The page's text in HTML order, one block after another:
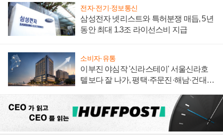
전자·전기·정보통신
삼성전자 넷리스트와 특허분쟁 매듭, 5년
동안 최대 1.3조 라이선스비 지급
소비자·유통
이부진 야심작 '신라스테이' 서울신라호
텔보다 잘 나가, 평택·주문진·해남·건대로